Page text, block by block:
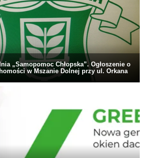
„Samopomoc Chłopska”. Ogłoszenie o
w Mszanie Dolnej przy ul. Orkana